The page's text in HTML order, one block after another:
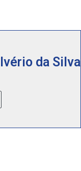
da Silva